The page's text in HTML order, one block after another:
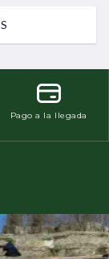
Pago a la llegada